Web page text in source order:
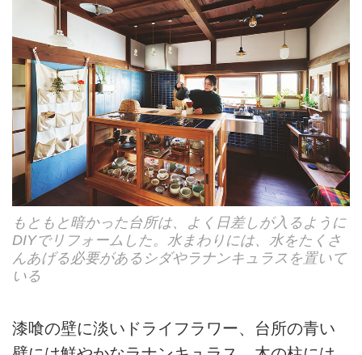
もともと暗かった台所は、よく日差しが入るように
DIYでリフォームした。水まわりには、水をたくさ
んあげる必要があるシダやラナンキュラスを置いて
いる
漆喰の壁に淡いドライフラワー、台所の青い